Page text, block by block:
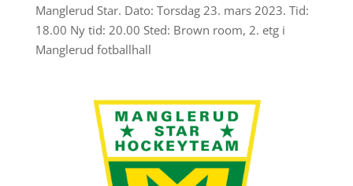
Manglerud Star. Dato: Torsdag 23. mars 2023. Tid:
18.00 Ny tid: 20.00 Sted: Brown room, 2. etg i
Manglerud fotballhall